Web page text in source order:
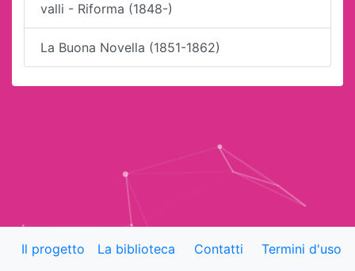
valli - Riforma (1848-)
La Buona Novella (1851-1862)
Il progetto La biblioteca Contatti Termini d'uso